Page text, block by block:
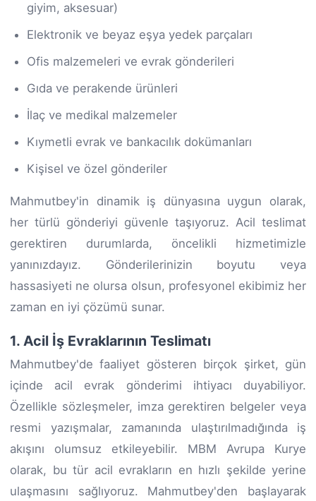
giyim, aksesuar)
Elektronik ve beyaz eşya yedek parçaları
Ofis malzemeleri ve evrak gönderileri
Gıda ve perakende ürünleri
İlaç ve medikal malzemeler
Kıymetli evrak ve bankacılık dokümanları
Kişisel ve özel gönderiler
Mahmutbey'in dinamik iş dünyasına uygun olarak,
her türlü gönderiyi güvenle taşıyoruz. Acil teslimat
gerektiren durumlarda, öncelikli hizmetimizle
yanınızdayız. Gönderilerinizin boyutu veya
hassasiyeti ne olursa olsun, profesyonel ekibimiz her
zaman en iyi çözümü sunar.
1. Acil İş Evraklarının Teslimatı
Mahmutbey'de faaliyet gösteren birçok şirket, gün
içinde acil evrak gönderimi ihtiyacı duyabiliyor.
Özellikle sözleşmeler, imza gerektiren belgeler veya
resmi yazışmalar, zamanında ulaştırılmadığında iş
akışını olumsuz etkileyebilir. MBM Avrupa Kurye
olarak, bu tür acil evrakların en hızlı şekilde yerine
ulaşmasını sağlıyoruz. Mahmutbey'den başlayarak